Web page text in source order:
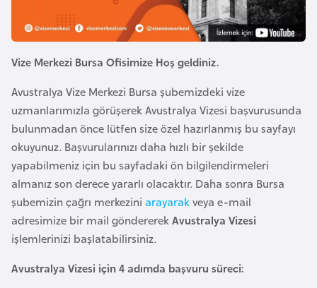
Vize Merkezi Bursa Ofisimize Hoş geldiniz.
Avustralya Vize Merkezi Bursa şubemizdeki vize
uzmanlarımızla görüşerek Avustralya Vizesi başvurusunda
bulunmadan önce lütfen size özel hazırlanmış bu sayfayı
okuyunuz. Başvurularınızı daha hızlı bir şekilde
yapabilmeniz için bu sayfadaki ön bilgilendirmeleri
almanız son derece yararlı olacaktır. Daha sonra Bursa
şubemizin çağrı merkezini arayarakveya e-mail
adresimize bir mail göndererekAvustralya Vizesi
işlemlerinizi başlatabilirsiniz.
Avustralya Vizesi için 4 adımda başvuru süreci:
y
B
a
n
g
l
a
d
e
ş
B